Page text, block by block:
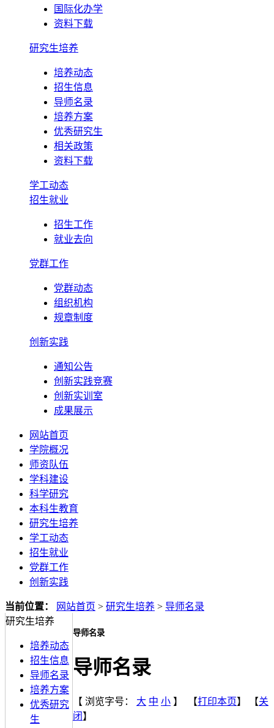
国际化办学
资料下载
研究生培养
培养动态
招生信息
导师名录
培养方案
优秀研究生
相关政策
资料下载
学工动态
招生就业
招生工作
就业去向
党群工作
党群动态
组织机构
规章制度
创新实践
通知公告
创新实践竞赛
创新实训室
成果展示
网站首页
学院概况
师资队伍
学科建设
科学研究
本科生教育
研究生培养
学工动态
招生就业
党群工作
创新实践
当前位置： 网站首页 > 研究生培养 > 导师名录
研究生培养
培养动态
招生信息
导师名录
培养方案
优秀研究
生
导师名录
导师名录
【 浏览字号： 大 中 小 】 【打印本页】 【关
闭 】